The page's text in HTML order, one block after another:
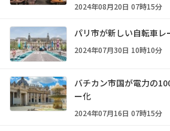
2024年08月20日 07時15分
パリ市が新しい自転車
2024年07月30日 10時10分
バチカン市国が電力の
ー化
2024年07月16日 07時15分